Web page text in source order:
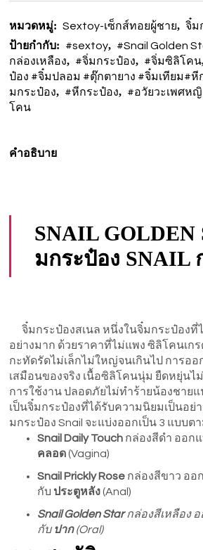
หมวดหมู่: Sextoy-เซ็กส์ทอยผู้ชาย, จิ๋ม
ป้ายกำกับ: #sextoy, #Snail Golden
กล่องเหลือง, #จิํมกระปํอง, #จิํมซิลิโคน
ป๋อง #จิ๋มปลอม #ตุ๊กตายาง #จิ๋มเทียม#หี
มกระป๋อง, #หีกระปํอง, #อวัยวะเพศหญิ
โคน
คำอธิบาย
SNAIL GOLDEN
มกระป๋อง SNAIL
จิ๋มกระป๋องสเนล หนึ่งในจิ๋มกระป๋องที่
อย่างมาก ด้วยราคาที่ไม่แพง ซิลิโคนเ
กะทัดรัดไม่เล็กไม่ใหญ่จนเกินไป การอ
เสมือนของจริง เนื้อซิลิโคนนุ่ม ยืดหยุ่นไ
การใช้งาน ปลอดภัยไม่ทำร้ายน้องชายแ
เป็นจิ๋มกระป๋องที่ได้รับความนิยมเป็นอย่
มกระป๋อง Snail จะแบ่งออกเป็น 3 แบบต
Snail Daily Touch กล่องสีดำ ออก
คลอด(Vagina)
Snail Prickly Rose กล่องสีขาว ออ
กับ ประตูหลัง(Anal)
Snail Golden Starกล่องสีเหลือง
กับ ปาก(Oral)